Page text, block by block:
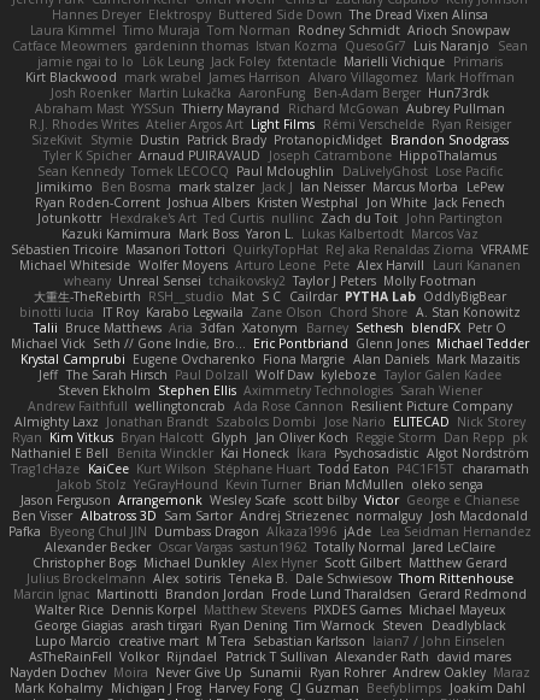
Hannes Dreyer Elektrospy Buttered Side Down The Dread Vixen Alinsa
Laura Kimmel Timo Muraja Tom Norman Rodney Schmidt Arioch Snowpaw
Catface Meowmers gardeninn thomas Istvan Kozma QuesoGr7 Luis Naranjo
Sean
jamie ngai to lo
Lök Leung Jack Foley fxtentacle Marielli Vichique Primaris
Kirt Blackwood mark wrabel James Harrison Alvaro Villagomez Mark Hoffman
Josh Roenker Martin Lukačka AaronFung Ben-Adam Berger Hun73rdk
Abraham Mast YYSSun Thierry Mayrand Richard McGowan Aubrey Pullman
R.J. Rhodes Writes Atelier Argos Art Light Films Rémi Verschelde Ryan Reisiger
SizeKivit Stymie Dustin Patrick Brady ProtanopicMidget Brandon Snodgrass
Tyler K Spicher Arnaud PUIRAVAUD Joseph Catrambone HippoThalamus
Sean Kennedy Tomek LECOCQ Paul Mcloughlin DaLivelyGhost Lose Pacific
Jimikimo
Ben Bosma mark stalzer Jack J Ian Neisser Marcus Morba
LePew
Ryan Roden-Corrent Joshua Albers Kristen Westphal Jon White Jack Fenech
Jotunkottr Hexdrake's Art Ted Curtis nullinc Zach du Toit John Partington
Kazuki Kamimura Mark Boss Yaron L. Lukas Kalbertodt Marcos Vaz
Sébastien Tricoire Masanori Tottori QuirkyTopHat ReJ aka Renaldas Zioma VFRAME
Michael Whiteside Wolfer Moyens Arturo Leone Pete Alex Harvill
Lauri Kananen
wheany Unreal Sensei tchaikovsky2 Taylor J Peters Molly Footman
大重生-TheRebirth RSH__studio Mat S C Cailrdar PYTHA Lab OddlyBigBear
binotti lucia
IT Roy Karabo Legwaila Zane Olson Chord Shore A. Stan Konowitz
Talii Bruce Matthews Aria 3dfan Xatonym Barney Sethesh blendFX Petr O
Michael Vick Seth // Gone Indie, Bro... Eric Pontbriand Glenn Jones Michael Tedder
Krystal Camprubi Eugene Ovcharenko Fiona Margrie Alan Daniels Mark Mazaitis
Jeff The Sarah Hirsch Paul Dolzall Wolf Daw kyleboze Taylor Galen Kadee
Steven Ekholm Stephen Ellis Aximmetry Technologies Sarah Wiener
Andrew Faithfull wellingtoncrab Ada Rose Cannon Resilient Picture Company
Almighty Laxz Jonathan Brandt Szabolcs Dombi Jose Nario ELITECAD Nick Storey
Ryan Kim Vitkus Bryan Halcott Glyph Jan Oliver Koch Reggie Storm Dan Repp pk
Nathaniel E Bell
Benita Winckler Kai Honeck Íkara Psychosadistic Algot Nordström
Trag1cHaze KaiCee Kurt Wilson Stéphane Huart Todd Eaton P4C1F15T charamath
Jakob Stolz YeGrayHound Kevin Turner Brian McMullen oleko senga
Jason Ferguson Arrangemonk Wesley Scafe scott bilby Victor George e Chianese
Ben Visser Albatross 3D Sam Sartor Andrej Striezenec normalguy Josh Macdonald
Pafka
Byeong Chul JIN Dumbass Dragon Alkaza1996 jAde Lea Seidman Hernandez
Alexander Becker Oscar Vargas sastun1962 Totally Normal Jared LeClaire
Christopher Bogs Michael Dunkley Alex Hyner Scott Gilbert Matthew Gerard
Julius Brockelmann Alex sotiris Teneka B. Dale Schwiesow Thom Rittenhouse
Marcin Ignac Martinotti Brandon Jordan Frode Lund Tharaldsen Gerard Redmond
Walter Rice Dennis Korpel Matthew Stevens PIXDES Games Michael Mayeux
George Giagias arash tirgari Ryan Dening Tim Warnock Steven
Deadlyblack
Lupo Marcio creative mart M Tera Sebastian Karlsson Iaian7 / John Einselen
AsTheRainFell Volkor Rijndael Patrick T Sullivan Alexander Rath david mares
Nayden Dochev Moira Never Give Up Sunamii Ryan Rohrer Andrew Oakley Maraz
Mark Kohalmy Michigan J Frog Harvey Fong CJ Guzman Beefyblimps Joakim Dahl